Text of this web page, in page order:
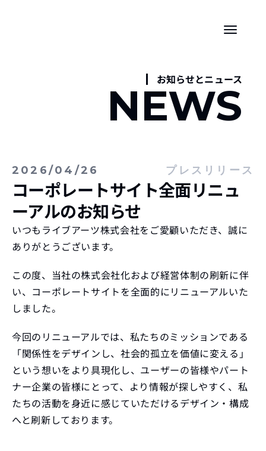
お知らせとニュース
NEWS
2026/04/26 プレスリリース
コーポレートサイト全面リニュ
ーアルのお知らせ
いつもライブアーツ株式会社をご愛顧いただき、誠に
ありがとうございます。
この度、当社の株式会社化および経営体制の刷新に伴
い、コーポレートサイトを全面的にリニューアルいた
しました。
今回のリニューアルでは、私たちのミッションである
「関係性をデザインし、社会的孤立を価値に変える」
という想いをより具現化し、ユーザーの皆様やパート
ナー企業の皆様にとって、より情報が探しやすく、私
たちの活動を身近に感じていただけるデザイン・構成
へと刷新しております。